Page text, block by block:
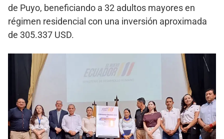
de Puyo, beneficiando a 32 adultos mayores en
régimen residencial con una inversión aproximada
de 305.337 USD.